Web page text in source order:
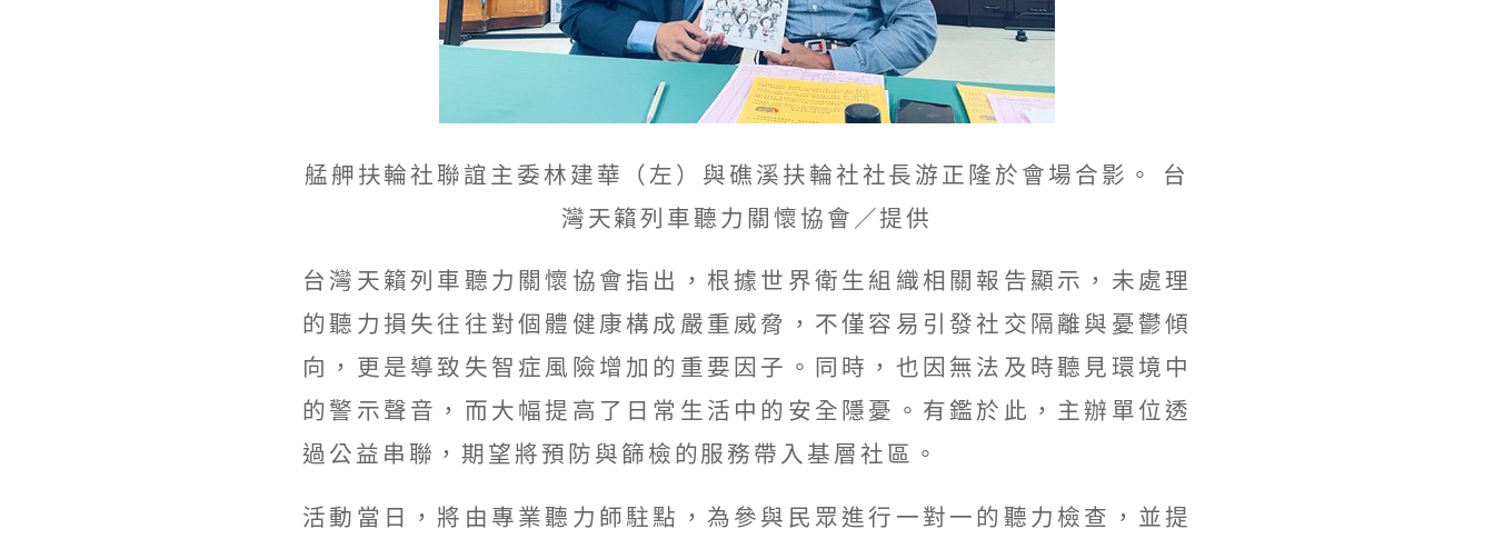
艋舺扶輪社聯誼主委林建華（左）與礁溪扶輪社社長游正隆於會場合影。 台
灣天籟列車聽力關懷協會／提供
台灣天籟列車聽力關懷協會指出，根據世界衛生組織相關報告顯示，未處理
的聽力損失往往對個體健康構成嚴重威脅，不僅容易引發社交隔離與憂鬱傾
向，更是導致失智症風險增加的重要因子。同時，也因無法及時聽見環境中
的警示聲音，而大幅提高了日常生活中的安全隱憂。有鑑於此，主辦單位透
過公益串聯，期望將預防與篩檢的服務帶入基層社區。
活動當日，將由專業聽力師駐點，為參與民眾進行一對一的聽力檢查，並提